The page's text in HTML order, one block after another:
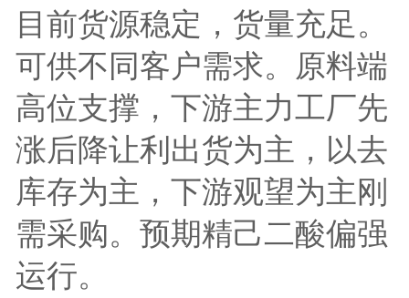
目前货源稳定，货量充足。
可供不同客户需求。原料端
高位支撑，下游主力工厂先
涨后降让利出货为主，以去
库存为主，下游观望为主刚
需采购。预期精己二酸偏强
运行。